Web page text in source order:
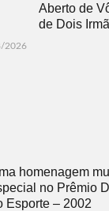
2026
Aberto de
de Dois
homenagem
no Prêmio
Esporte – 2002